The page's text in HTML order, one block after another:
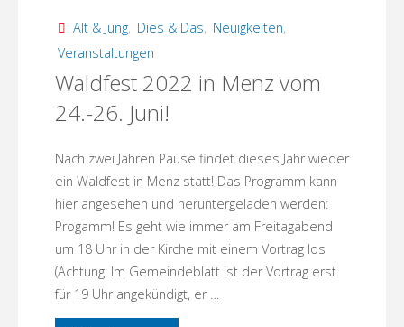
Alt & Jung, Dies & Das, Neuigkeiten,
Veranstaltungen
Waldfest 2022 in Menz vom
24.-26. Juni!
Nach zwei Jahren Pause findet dieses Jahr wieder
ein Waldfest in Menz statt! Das Programm kann
hier angesehen und heruntergeladen werden:
Progamm! Es geht wie immer am Freitagabend
um 18 Uhr in der Kirche mit einem Vortrag los
(Achtung: Im Gemeindeblatt ist der Vortrag erst
für 19 Uhr angekündigt, er …